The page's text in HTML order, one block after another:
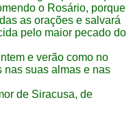
o Rosário, porque
as orações e salvará
pelo maior pecado do
e verão como no
nas suas almas e nas
de Siracusa, de